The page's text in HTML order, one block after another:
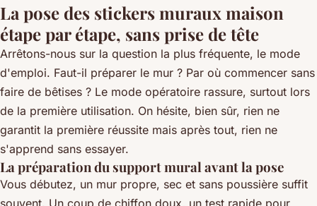
La pose des stickers muraux maison
étape par étape, sans prise de tête
Arrêtons-nous sur la question la plus fréquente, le mode
d'emploi. Faut-il préparer le mur ? Par où commencer sans
faire de bêtises ? Le mode opératoire rassure, surtout lors
de la première utilisation. On hésite, bien sûr, rien ne
garantit la première réussite mais après tout, rien ne
s'apprend sans essayer.
La préparation du support mural avant la pose
Vous débutez, un mur propre, sec et sans poussière suffit
souvent. Un coup de chiffon doux, un test rapide pour